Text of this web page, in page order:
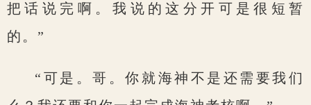
把话说完啊。我说的这分开可是很短暂
的。”
“可是。哥。你就海神不是还需要我们